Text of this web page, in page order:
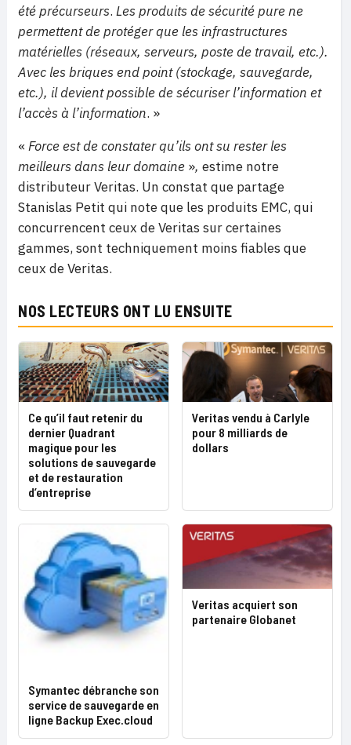
été précurseurs. Les produits de sécurité pure ne
permettent de protéger que les infrastructures
matérielles (réseaux, serveurs, poste de travail, etc.).
Avec les briques end point (stockage, sauvegarde,
etc.), il devient possible de sécuriser l’information et
l’accès à l’information. »
« Force est de constaterqu’ils ont su rester les
meilleurs dans leur domaine », estime notre
distributeur Veritas. Un constat que partage
Stanislas Petit qui note que les produits EMC, qui
concurrencent ceux de Veritas sur certaines
gammes, sont techniquement moins fiables que
ceux de Veritas.
NOS LECTEURS ONT LU ENSUITE
Ce qu’il faut retenir du
dernier Quadrant
magique pour les
solutions de sauvegarde
et de restauration
d’entreprise
Veritas vendu à Carlyle
pour 8 milliards de
dollars
Symantec débranche son
service de sauvegarde en
ligne Backup Exec.cloud
Veritas acquiert son
partenaire Globanet